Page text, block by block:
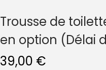
Trousse de
en option (Délai
39,00 €